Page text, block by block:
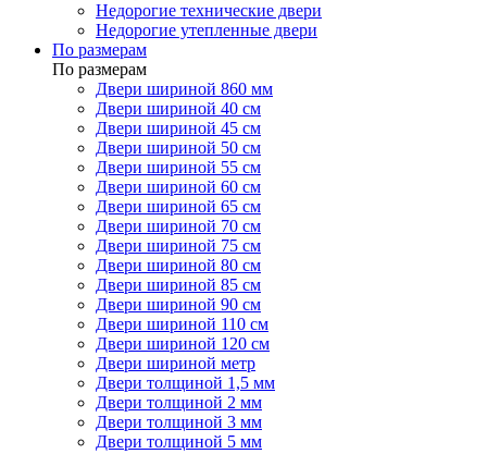
Недорогие технические двери
Недорогие утепленные двери
По размерам
По размерам
Двери шириной 860 мм
Двери шириной 40 см
Двери шириной 45 см
Двери шириной 50 см
Двери шириной 55 см
Двери шириной 60 см
Двери шириной 65 см
Двери шириной 70 см
Двери шириной 75 см
Двери шириной 80 см
Двери шириной 85 см
Двери шириной 90 см
Двери шириной 110 см
Двери шириной 120 см
Двери шириной метр
Двери толщиной 1,5 мм
Двери толщиной 2 мм
Двери толщиной 3 мм
Двери толщиной 5 мм